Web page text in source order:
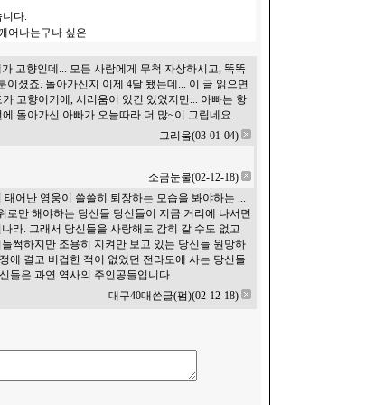
다.
어나는구나 싶은
고향인데... 모든 사람에게 무척 자상하시고, 똑똑
셨죠. 돌아가신지 이제 4달 됐는데... 이 글 읽으면
고향이기에, 서러움이 있긴 있었지만... 아빠는 항
돌아가신 아빠가 오늘따라 더 많~이 그립네요.
그리움(03-01-04)
소금눈물(02-12-18)
어난 영웅이 쓸쓸히 퇴장하는 모습을 봐야하는 ...
만 해야하는 당신들 당신들이 지금 거리에 나서면
라. 그래서 당신들을 사랑해도 감히 갈 수도 없고
썩하지만 조용히 지켜만 보고 있는 당신들 원망하
에 결코 비겁한 적이 없었던 전라도에 사는 당신들
들은 과연 역사의 주인공들입니다
대구40대쓴글(펌)(02-12-18)